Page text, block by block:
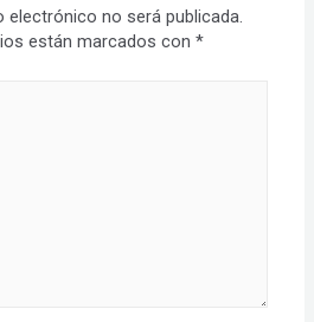
electrónico no será publicada.
están marcados con*